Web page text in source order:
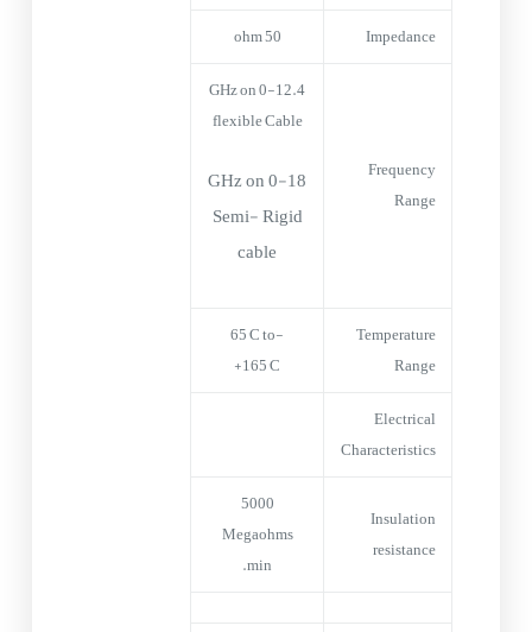
Impedance
50 ohm
Frequency
Range
0-12.4 GHz on
flexible Cable
0-18 GHz on
Semi- Rigid
cable
Temperature
Range
-65°C to
+165°C
Electrical
Characteristics
Insulation
resistance
5000
Megaohms
min.